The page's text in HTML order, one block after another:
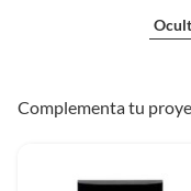
Complementa tu